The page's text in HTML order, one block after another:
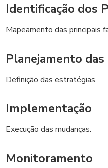
Identificação dos
Mapeamento das principais
Planejamento
Definição das estratégias.
Implementação
Execução das mudanças.
Monitoramento